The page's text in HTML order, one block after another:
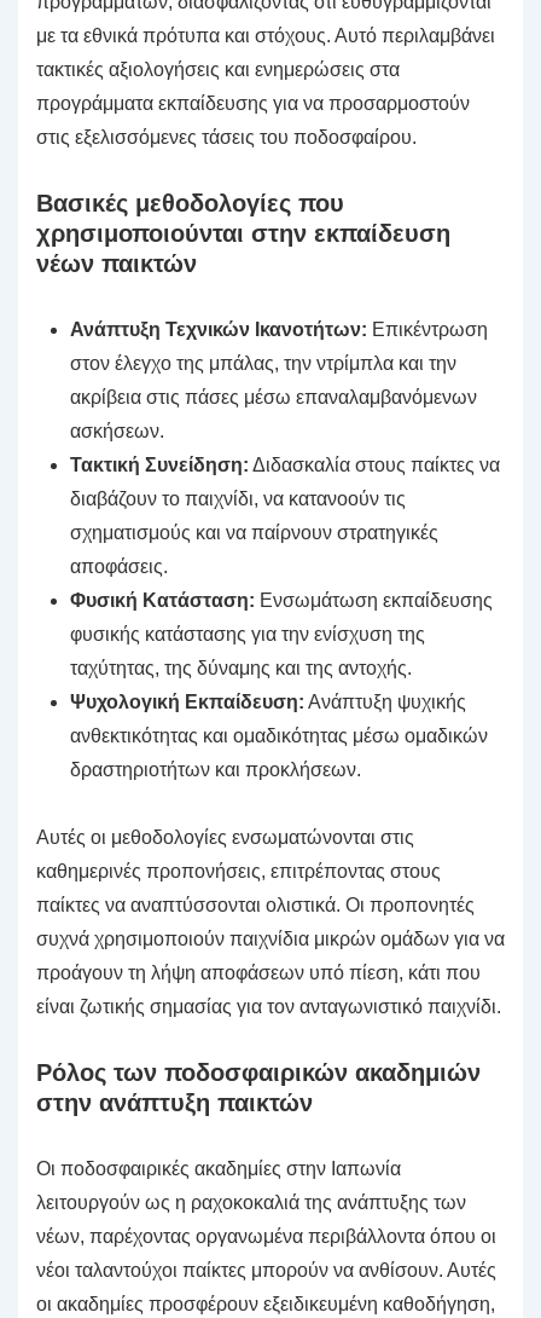
με τα εθνικά πρότυπα και στόχους. Αυτό περιλαμβάνει
τακτικές αξιολογήσεις και ενημερώσεις στα
προγράμματα εκπαίδευσης για να προσαρμοστούν
στις εξελισσόμενες τάσεις του ποδοσφαίρου.
Βασικές μεθοδολογίες που
χρησιμοποιούνται στην εκπαίδευση
νέων παικτών
Ανάπτυξη Τεχνικών Ικανοτήτων: Επικέντρωση
στον έλεγχο της μπάλας, την ντρίμπλα και την
ακρίβεια στις πάσες μέσω επαναλαμβανόμενων
ασκήσεων.
Τακτική Συνείδηση: Διδασκαλία στους παίκτες να
διαβάζουν το παιχνίδι, να κατανοούν τις
σχηματισμούς και να παίρνουν στρατηγικές
αποφάσεις.
Φυσική Κατάσταση: Ενσωμάτωση εκπαίδευσης
φυσικής κατάστασης για την ενίσχυση της
ταχύτητας, της δύναμης και της αντοχής.
Ψυχολογική Εκπαίδευση: Ανάπτυξη ψυχικής
ανθεκτικότητας και ομαδικότητας μέσω ομαδικών
δραστηριοτήτων και προκλήσεων.
Αυτές οι μεθοδολογίες ενσωματώνονται στις
καθημερινές προπονήσεις, επιτρέποντας στους
παίκτες να αναπτύσσονται ολιστικά. Οι προπονητές
συχνά χρησιμοποιούν παιχνίδια μικρών ομάδων για να
προάγουν τη λήψη αποφάσεων υπό πίεση, κάτι που
είναι ζωτικής σημασίας για τον ανταγωνιστικό παιχνίδι.
Ρόλος των ποδοσφαιρικών ακαδημιών
στην ανάπτυξη παικτών
Οι ποδοσφαιρικές ακαδημίες στην Ιαπωνία
λειτουργούν ως η ραχοκοκαλιά της ανάπτυξης των
νέων, παρέχοντας οργανωμένα περιβάλλοντα όπου οι
νέοι ταλαντούχοι παίκτες μπορούν να ανθίσουν. Αυτές
οι ακαδημίες προσφέρουν εξειδικευμένη καθοδήγηση,